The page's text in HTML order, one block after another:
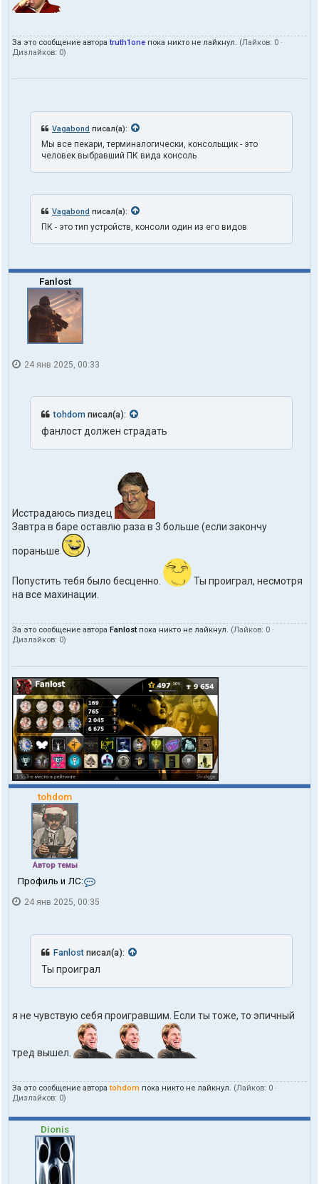
о
т
я
r
u
t
e
За это сообщение автораtruth1one пока никто не лайкнул. (Лайков: 0 ·
Дизлайков: 0)
Vagabond писал(а):
Мы все пекари, терминалогически, консольщик - это
человек выбравший ПК вида консоль
Vagabond писал(а):
ПК - это тип устройств, консоли один из его видов
Fanlost
24 янв 2025, 00:33
tohdom писал(а):
фанлост должен страдать
Исстрадаюсь пиздец
Завтра в баре оставлю раза в 3 больше (если закончу
пораньше )
Попустить тебя было бесценно.
Ты проиграл, несмотря
на все махинации.
За это сообщение автора Fanlostпока никто не лайкнул. (Лайков: 0 ·
Дизлайков: 0)
tohdom
Автор темы
Профиль и ЛС:
н
к
т
п
з
в
а
л
o
24 янв 2025, 00:35
Fanlost писал(а):
Ты проиграл
я не чувствую себя проигравшим. Если ты тоже, то эпичный
тред вышел.
За это сообщение автораtohdom пока никто не лайкнул. (Лайков: 0 ·
Дизлайков: 0)
Dionis